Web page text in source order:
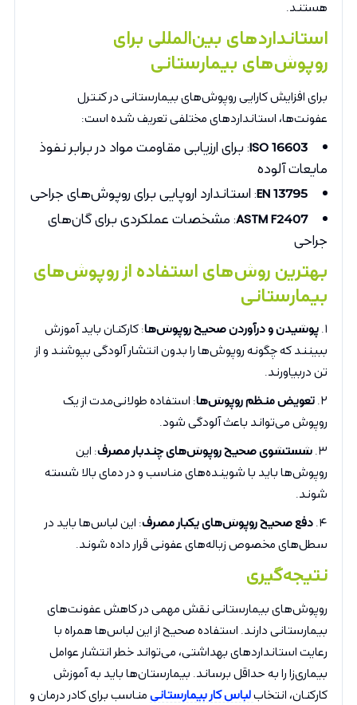
هستند.
استانداردهای بین‌المللی برای
روپوش‌های بیمارستانی
برای افزایش کارایی روپوش‌های بیمارستانی در کنترل
عفونت‌ها، استانداردهای مختلفی تعریف شده است:
ISO 16603: برای ارزیابی مقاومت مواد در برابر نفوذ
مایعات آلوده
EN 13795: استاندارد اروپایی برای روپوش‌های جراحی
ASTM F2407: مشخصات عملکردی برای گان‌های
جراحی
بهترین روش‌های استفاده از روپوش‌های
بیمارستانی
۱. پوشیدن و درآوردن صحیح روپوش‌ها: کارکنان باید آموزش
ببینند که چگونه روپوش‌ها را بدون انتشار آلودگی بپوشند و از
تن دربیاورند.
۲. تعویض منظم روپوش‌ها: استفاده طولانی‌مدت از یک
روپوش می‌تواند باعث آلودگی شود.
۳. شستشوی صحیح روپوش‌های چندبار مصرف: این
روپوش‌ها باید با شوینده‌های مناسب و در دمای بالا شسته
شوند.
۴. دفع صحیح روپوش‌های یکبار مصرف: این لباس‌ها باید در
سطل‌های مخصوص زباله‌های عفونی قرار داده شوند.
نتیجه‌گیری
روپوش‌های بیمارستانی نقش مهمی در کاهش عفونت‌های
بیمارستانی دارند. استفاده صحیح از این لباس‌ها همراه با
رعایت استانداردهای بهداشتی، می‌تواند خطر انتشار عوامل
بیماری‌زا را به حداقل برساند. بیمارستان‌ها باید به آموزش
کارکنان، انتخابلباس کار بیمارستانیمناسب برای کادر درمان و